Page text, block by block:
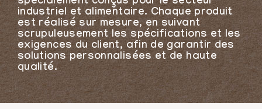
industriel et alimentaire. Chaque produit
est réalisé sur mesure, en suivant
scrupuleusement les spécifications et les
exigences du client, afin de garantir des
solutions personnalisées et de haute
qualité.